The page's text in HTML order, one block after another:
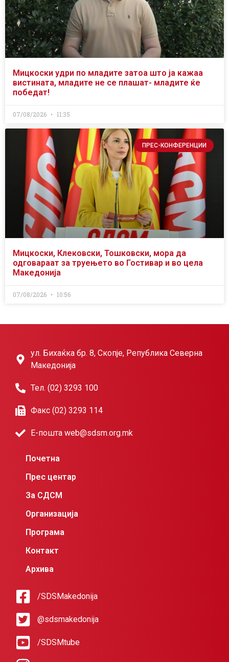
Мицкоски удри по младите затоа што ја кажаа
вистината, младите не се плашат- младите ќе
победат!
07/08/2026 11:35
ПРЕС-КОНФЕРЕНЦИИ
Мицкоски, Клековски, Тошковски, мора да
одговараат за труењето во Гостивар и во цела
Македонија
07/08/2026 10:56
ул. Бихаќка бр. 8, Скопје, Република Северна
Македонија
Тел. (02) 3293 100
Факс (02) 3293 114
Е-пошта web@sdsm.org.mk
Почетна
Прес центар
За СДСМ
Организација
Програма
Контакт
Архива
/SDSMakedonija
@sdsmakedonija
/SDSMtube